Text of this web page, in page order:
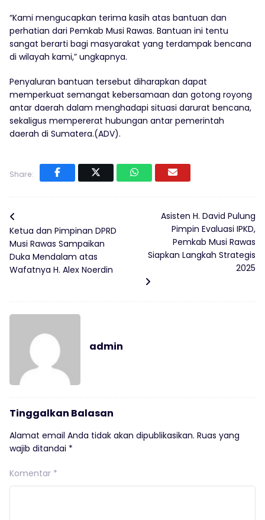
“Kami mengucapkan terima kasih atas bantuan dan
perhatian dari Pemkab Musi Rawas. Bantuan ini tentu
sangat berarti bagi masyarakat yang terdampak bencana
di wilayah kami,” ungkapnya.
Penyaluran bantuan tersebut diharapkan dapat
memperkuat semangat kebersamaan dan gotong royong
antar daerah dalam menghadapi situasi darurat bencana,
sekaligus mempererat hubungan antar pemerintah
daerah di Sumatera.(ADV).
Share:
Ketua dan Pimpinan DPRD
Musi Rawas Sampaikan
Duka Mendalam atas
Wafatnya H. Alex Noerdin
Asisten H. David Pulung
Pimpin Evaluasi IPKD,
Pemkab Musi Rawas
Siapkan Langkah Strategis
2025
admin
Tinggalkan Balasan
Alamat email Anda tidak akan dipublikasikan. Ruas yang
wajib ditandai *
Komentar *